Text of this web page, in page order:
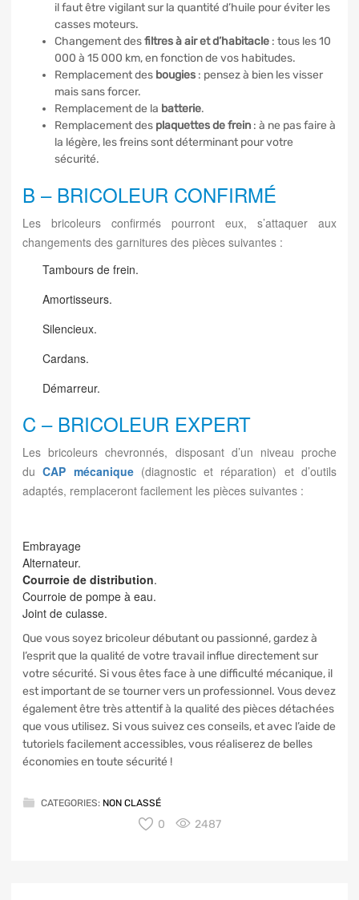
il faut être vigilant sur la quantité d’huile pour éviter les
casses moteurs.
Changement desfiltres à air et d’habitacle : tous les 10
000 à 15 000 km, en fonction de vos habitudes.
Remplacement des bougies : pensez à bien les visser
mais sans forcer.
Remplacement de la batterie.
Remplacement des plaquettes de frein : à ne pas faire à
la légère, les freins sont déterminant pour votre
sécurité.
B – BRICOLEUR CONFIRMÉ
Les bricoleurs confirmés pourront eux, s’attaquer aux
changements des garnitures des pièces suivantes :
Tambours de frein.
Amortisseurs.
Silencieux.
Cardans.
Démarreur.
C – BRICOLEUR EXPERT
Les bricoleurs chevronnés, disposant d’un niveau proche
duCAP mécanique(diagnostic et réparation) et d’outils
adaptés, remplaceront facilement les pièces suivantes :
Embrayage
Alternateur.
Courroie de distribution.
Courroie de pompe à eau.
Joint de culasse.
Que vous soyez bricoleur débutant ou passionné, gardez à
l’esprit que la qualité de votre travail influe directement sur
votre sécurité. Si vous êtes face à une difficulté mécanique, il
est important de se tourner vers un professionnel. Vous devez
également être très attentif à la qualité des pièces détachées
que vous utilisez. Si vous suivez ces conseils, et avec l’aide de
tutoriels facilement accessibles, vous réaliserez de belles
économies en toute sécurité !
CATEGORIES: NON CLASSÉ
0 2487